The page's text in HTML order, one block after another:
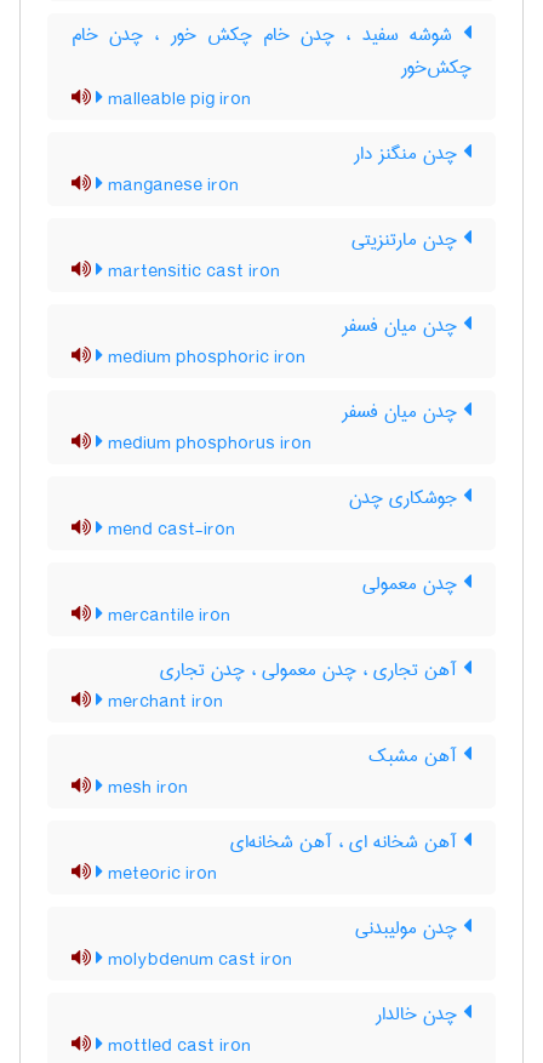
شوشه سفید ، چدن خام چکش خور ، چدن خام
چکش‌خور
malleable pig iron
چدن منگنز دار
manganese iron
چدن مارتنزیتی
martensitic cast iron
چدن میان فسفر
medium phosphoric iron
چدن میان فسفر
medium phosphorus iron
جوشکاری چدن
mend cast-iron
چدن معمولی
mercantile iron
آهن تجاری ، چدن معمولی ، چدن تجاری
merchant iron
آهن مشبک
mesh iron
آهن شخانه ای ، آهن شخانه‌ای
meteoric iron
چدن مولیبدنی
molybdenum cast iron
چدن خالدار
mottled cast iron